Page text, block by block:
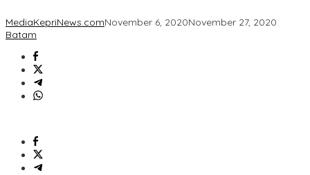
MediaKepriNews.comNovember 6, 2020November 27, 2020
Batam